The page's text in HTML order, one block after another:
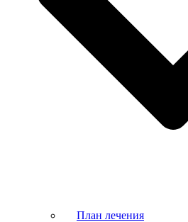
План лечения